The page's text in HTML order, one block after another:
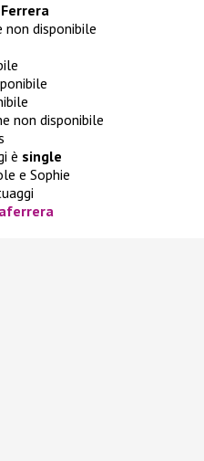
disponibile
non disponibile
è single
e Sophie